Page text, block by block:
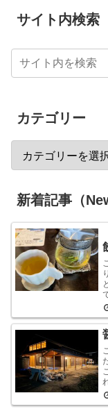
サイト内検索
カテゴリー
新着記事（